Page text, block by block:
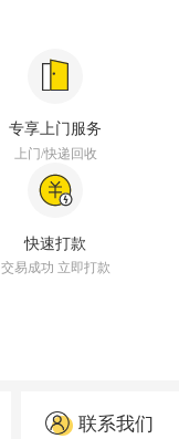
专享上门服务
上门/快递回收
快速打款
交易成功 立即打款
联系我们